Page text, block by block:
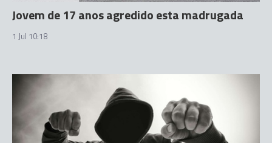
Jovem de 17 anos agredido esta madrugada
1 Jul 10:18